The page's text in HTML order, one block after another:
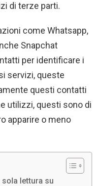
di terze parti.
come Whatsapp,
Snapchat
per identificare i
servizi, queste
questi contatti
utilizzi, questi sono di
apparire o meno
lettura su